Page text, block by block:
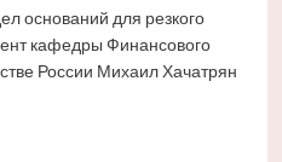
оснований для резкого
кафедры Финансового
России Михаил Хачатрян